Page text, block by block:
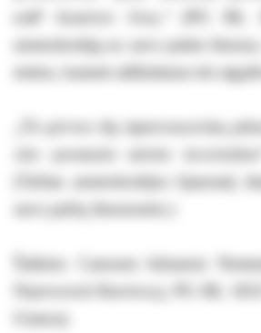
καθ’ ἕκαστον ἔτος.“ (PG 88,
arsenokoitiją su savo paties
metus, kasmet atlikdamas tris
„Τὸ μέντοι τῆς ἀρσενοκοιτίας
τῶν γυναικῶν αὐτῶν
(Tačiau arsenokoitijos bjaurastį
savo pačių žmonomis.)
Šaltinis: Canones Iohannis
Νηστευτοῦ Κανόνες), PG 88,
Graeca).